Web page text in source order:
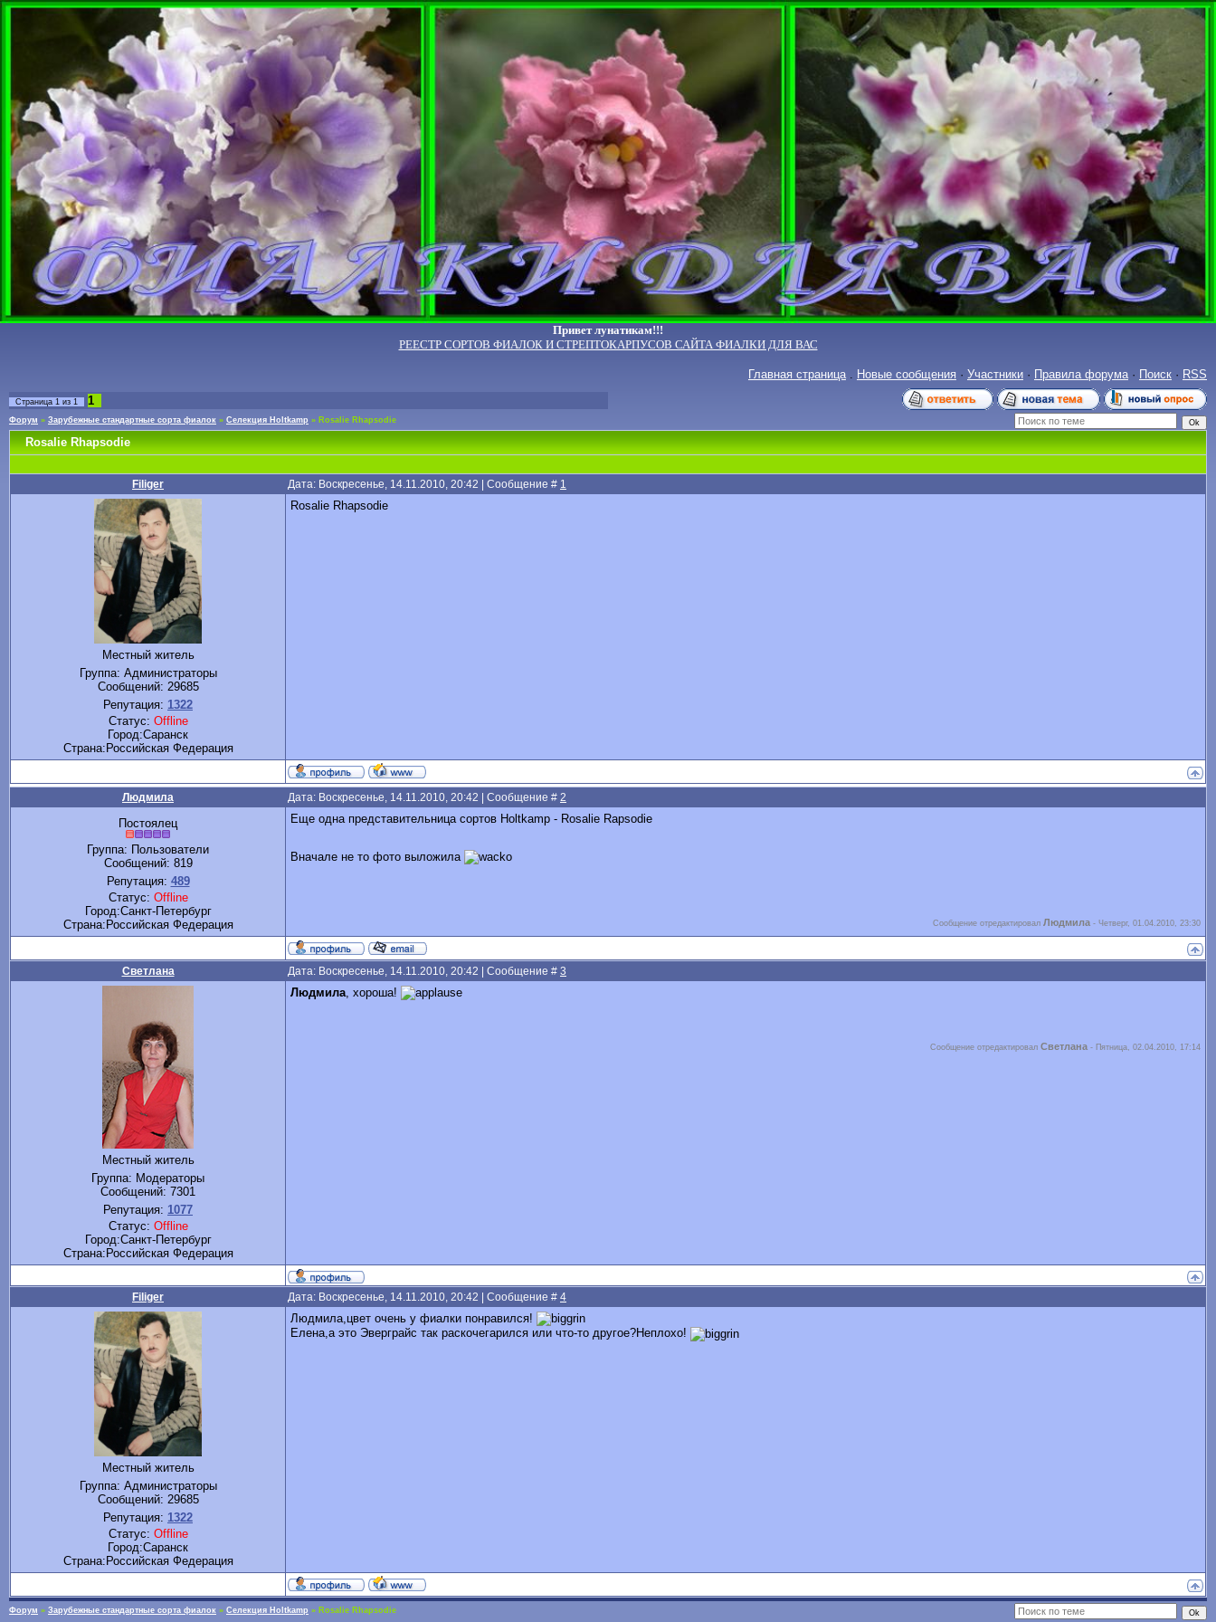
Привет лунатикам!!!
РЕЕСТР СОРТОВ ФИАЛОК И СТРЕПТОКАРПУСОВ САЙТА ФИАЛКИ ДЛЯ ВАС
Главная страница Новые сообщения · Участники · Правила форума · Поиск · RSS
Страница 1 из 1 1
Форум » Зарубежные стандартные сорта фиалок » Селекция Holtkamp » Rosalie Rhapsodie
Rosalie Rhapsodie
Filiger Дата: Воскресенье, 14.11.2010, 20:42 | Сообщение # 1
Местный житель
Группа: Администраторы
Сообщений: 29685
Репутация: 1322
Статус: Offline
Город:Саранск
Cтрана:Российская Федерация
Rosalie Rhapsodie
Людмила Дата: Воскресенье, 14.11.2010, 20:42 | Сообщение # 2
Постоялец
Группа: Пользователи
Сообщений: 819
Репутация: 489
Статус: Offline
Город:Санкт-Петербург
Cтрана:Российская Федерация
Еще одна представительница сортов Holtkamp - Rosalie Rapsodie
Вначале не то фото выложила
Сообщение отредактировал Людмила - Четверг, 01.04.2010, 23:30
Светлана Дата: Воскресенье, 14.11.2010, 20:42 | Сообщение # 3
Местный житель
Группа: Модераторы
Сообщений: 7301
Репутация: 1077
Статус: Offline
Город:Санкт-Петербург
Cтрана:Российская Федерация
Людмила , хороша!
Сообщение отредактировал Светлана - Пятница, 02.04.2010, 17:14
Filiger Дата: Воскресенье, 14.11.2010, 20:42 | Сообщение # 4
Местный житель
Группа: Администраторы
Сообщений: 29685
Репутация: 1322
Статус: Offline
Город:Саранск
Cтрана:Российская Федерация
Людмила,цвет очень у фиалки понравился!
Елена,а это Эверграйс так раскочегарился или что-то другое?Неплохо!
Форум » Зарубежные стандартные сорта фиалок » Селекция Holtkamp » Rosalie Rhapsodie